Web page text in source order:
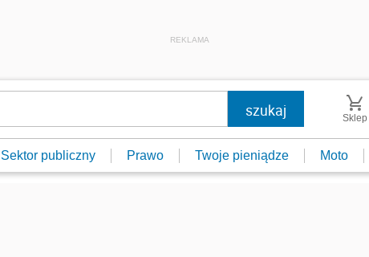
REKLAMA
Sklep
Sektor publiczny Prawo Twoje pieniądze Moto